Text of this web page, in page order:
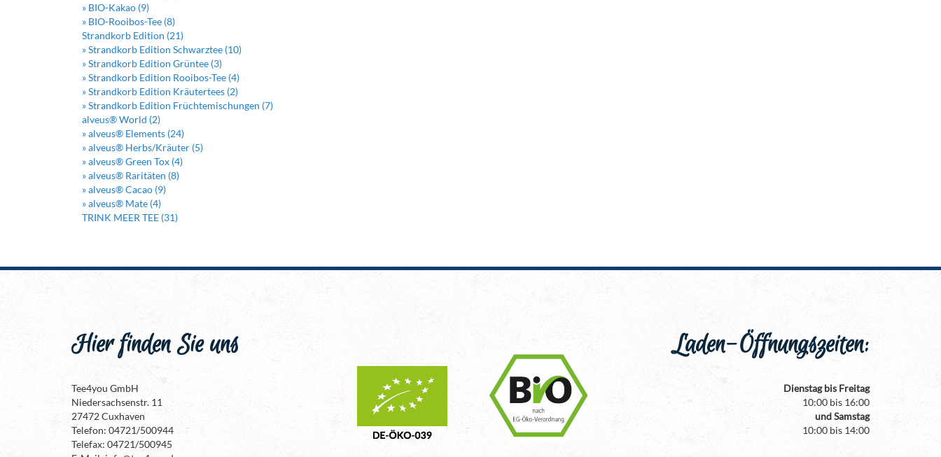
» BIO-Kakao (9)
» BIO-Rooibos-Tee (8)
Strandkorb Edition (21)
» Strandkorb Edition Schwarztee (10)
» Strandkorb Edition Grüntee (3)
» Strandkorb Edition Rooibos-Tee (4)
» Strandkorb Edition Kräutertees (2)
» Strandkorb Edition Früchtemischungen (7)
alveus® World (2)
» alveus® Elements (24)
» alveus® Herbs/Kräuter (5)
» alveus® Green Tox (4)
» alveus® Raritäten (8)
» alveus® Cacao (9)
» alveus® Mate (4)
TRINK MEER TEE (31)
Hier finden Sie uns
Tee4you GmbH
Niedersachsenstr. 11
27472 Cuxhaven
Telefon: 04721/500944
Telefax: 04721/500945
Laden-Öffnungszeiten:
Dienstag bis Freitag
10:00 bis 16:00
und Samstag
10:00 bis 14:00